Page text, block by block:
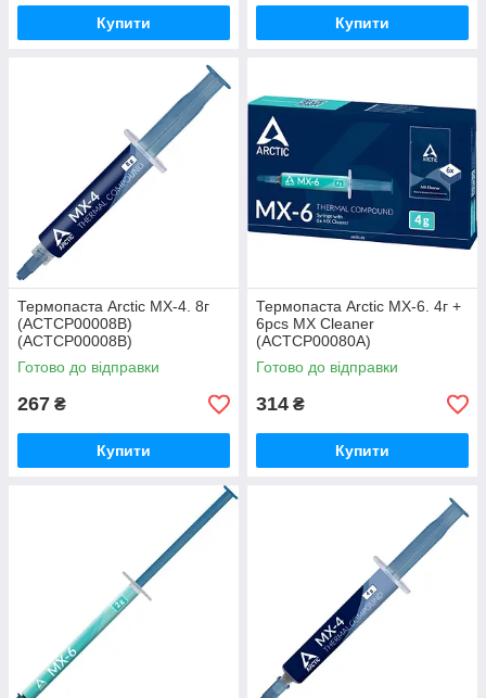
Купити Купити
Термопаста Arctic MX-4. 8г
(ACTCP00008B)
(ACTCP00008B)
Готово до відправки
267 ₴
Купити
Термопаста Arctic MX-6. 4г +
6pcs MX Cleaner
(ACTCP00080A)
Готово до відправки
314 ₴
Купити